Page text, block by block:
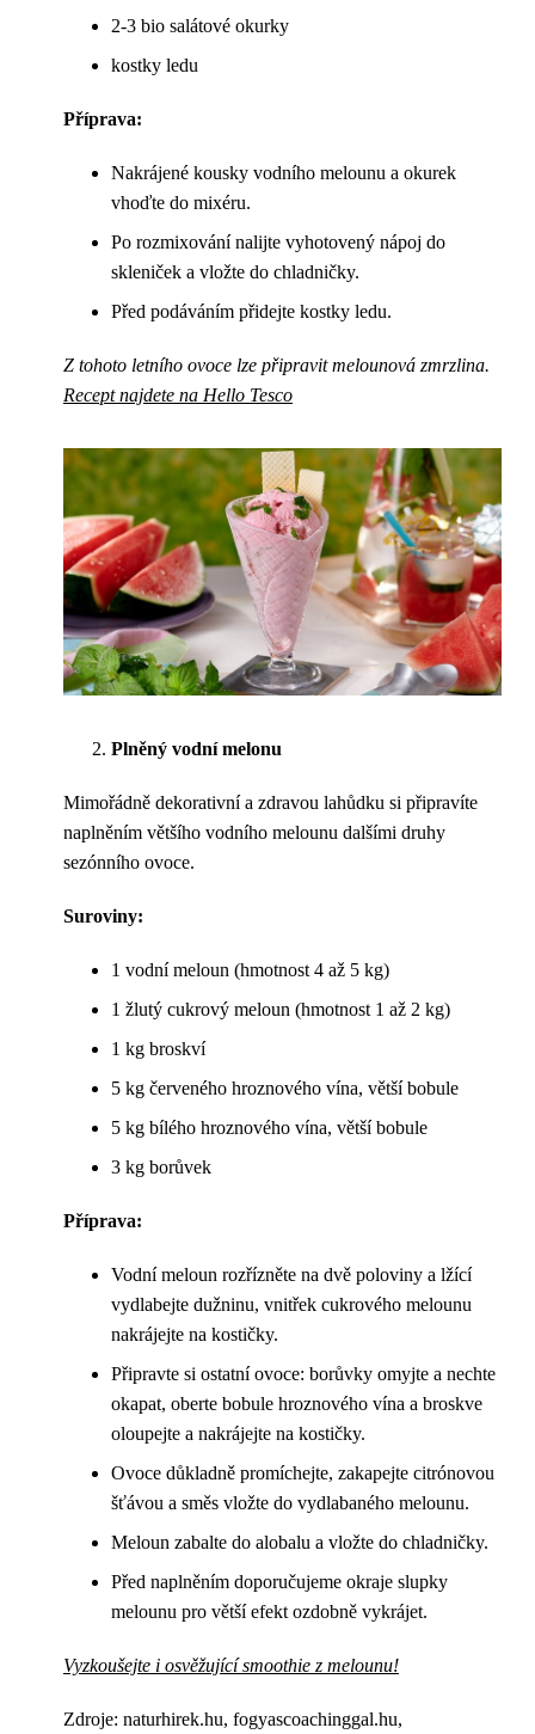
2-3 bio salátové okurky
kostky ledu
Příprava:
Nakrájené kousky vodního melounu a okurek
vhoďte do mixéru.
Po rozmixování nalijte vyhotovený nápoj do
skleniček a vložte do chladničky.
Před podáváním přidejte kostky ledu.
Z tohoto letního ovoce lze připravit melounová zmrzlina.
Recept najdete na Hello Tesco
Plněný vodní melonu
Mimořádně dekorativní a zdravou lahůdku si připravíte
naplněním většího vodního melounu dalšími druhy
sezónního ovoce.
Suroviny:
1 vodní meloun (hmotnost 4 až 5 kg)
1 žlutý cukrový meloun (hmotnost 1 až 2 kg)
1 kg broskví
5 kg červeného hroznového vína, větší bobule
5 kg bílého hroznového vína, větší bobule
3 kg borůvek
Příprava:
Vodní meloun rozřízněte na dvě poloviny a lžící
vydlabejte dužninu, vnitřek cukrového melounu
nakrájejte na kostičky.
Připravte si ostatní ovoce: borůvky omyjte a nechte
okapat, oberte bobule hroznového vína a broskve
oloupejte a nakrájejte na kostičky.
Ovoce důkladně promíchejte, zakapejte citrónovou
šťávou a směs vložte do vydlabaného melounu.
Meloun zabalte do alobalu a vložte do chladničky.
Před naplněním doporučujeme okraje slupky
melounu pro větší efekt ozdobně vykrájet.
Vyzkoušejte i osvěžující smoothie z melounu!
Zdroje: naturhirek.hu, fogyascoachinggal.hu,